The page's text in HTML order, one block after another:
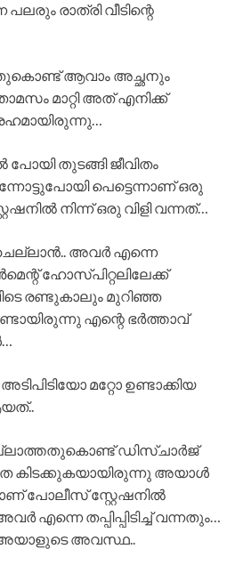
പലരും രാത്രി വീടിന്റെ
ആവാം അച്ഛനും
മാറ്റി അത് എനിക്ക്
തുടങ്ങി ജീവിതം
പെട്ടെന്നാണ് ഒരു
നിന്ന് ഒരു വിളി വന്നത്…
ചെല്ലാൻ.. അവർ എന്നെ
ഹോസ്പിറ്റലിലേക്ക്
രണ്ടുകാലും മുറിഞ്ഞ
എന്റെ ഭർത്താവ്
മറ്റോ ഉണ്ടാക്കിയ
ഡിസ്ചാർജ്
കിടക്കുകയായിരുന്നു അയാൾ
പോലീസ് സ്റ്റേഷനിൽ
എന്നെ തപ്പിപ്പിടിച്ച് വന്നതും…
അയാളുടെ അവസ്ഥ..